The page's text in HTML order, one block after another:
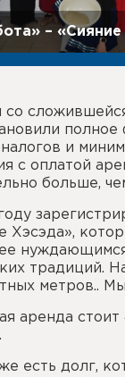
–
со
полное
и
с оплатой
больше,
Хэсэда»,
традиций.
метров..
аренда
есть долг,